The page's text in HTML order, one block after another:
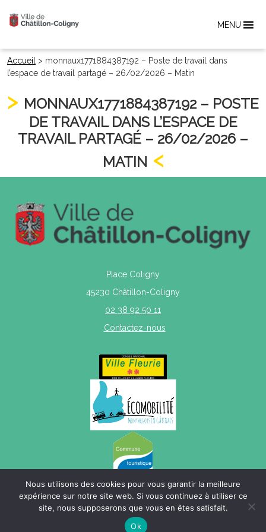
MENU
Accueil > monnaux1771884387192 – Poste de travail dans
l’espace de travail partagé – 26/02/2026 – Matin
MONNAUX1771884387192 – POSTE
DE TRAVAIL DANS L’ESPACE DE
TRAVAIL PARTAGÉ – 26/02/2026 –
MATIN
Place Coligny
45230 Châtillon-Coligny
02 38 92 50 11
Contactez-nous
Mentions légales | Politique de confidentialité
Nous utilisons des cookies pour vous garantir la meilleure
expérience sur notre site web. Si vous continuez à utiliser ce
site, nous supposerons que vous en êtes satisfait.
Ok